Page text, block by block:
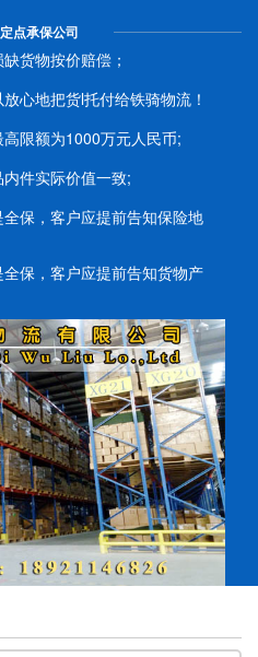
点承保公司
货物按价赔偿；
心地把货l托付给铁骑物流！
限额为1000万元人民币;
件实际价值一致;
保，客户应提前告知保险地
保，客户应提前告知货物产